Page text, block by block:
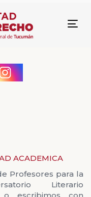
ACADEMICA
Profesores para la
Literario
o escribimos con